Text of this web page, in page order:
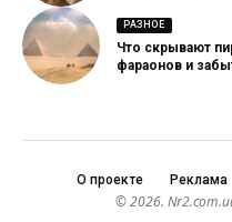
РАЗНОЕ
Что скрывают
фараонов и
О проекте Реклама
© 2026.